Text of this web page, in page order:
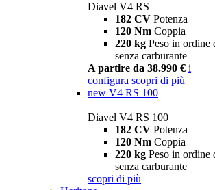
Diavel V4 RS
182 CV Potenza
120 Nm Coppia
220 kg Peso in ordine
senza carburante
A partire da 38.990 € i
configura scopri di più
new V4 RS 100
Diavel V4 RS 100
182 CV Potenza
120 Nm Coppia
220 kg Peso in ordine
senza carburante
scopri di più